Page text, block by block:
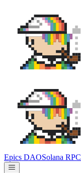
Epics DAOSolana RPC